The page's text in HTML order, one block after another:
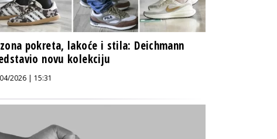
pokreta, lakoće i stila: Deichmann
novu kolekciju
2026 | 15:31